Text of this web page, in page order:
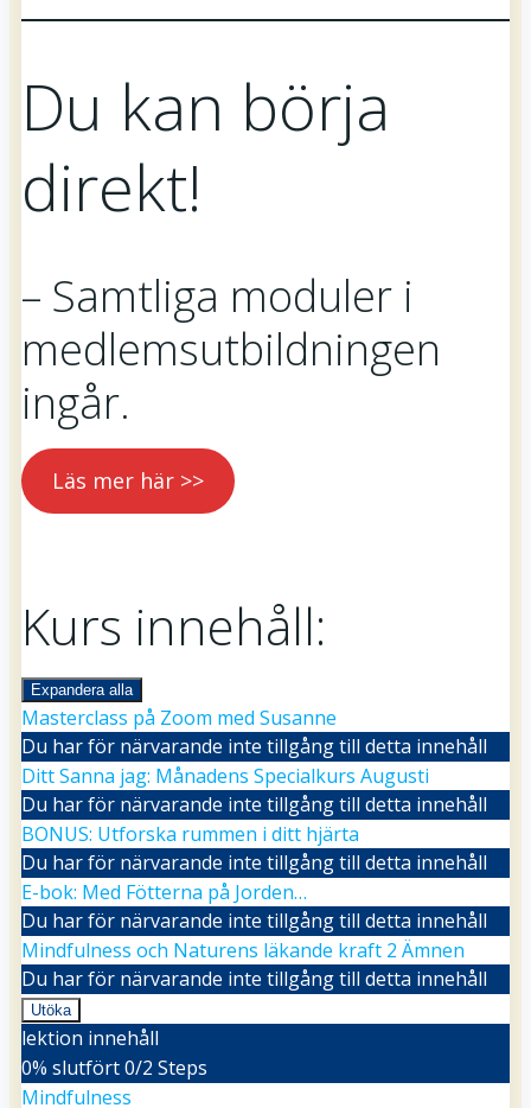
Du kan börja
direkt!
– Samtliga moduler i
medlemsutbildningen
ingår.
Läs mer här >>
Kurs innehåll:
Expandera alla
Lektioner
Masterclass på Zoom med Susanne
Du har för närvarande inte tillgång till detta innehåll
Ditt Sanna jag: Månadens Specialkurs Augusti
Du har för närvarande inte tillgång till detta innehåll
BONUS: Utforska rummen i ditt hjärta
Du har för närvarande inte tillgång till detta innehåll
E-bok: Med Fötterna på Jorden…
Du har för närvarande inte tillgång till detta innehåll
Mindfulness och Naturens läkande kraft 2 Ämnen
Du har för närvarande inte tillgång till detta innehåll
Utöka
Mindfulness
och
Naturens
läkande
kraft
lektion innehåll
0% slutfört0/2 Steps
Mindfulness